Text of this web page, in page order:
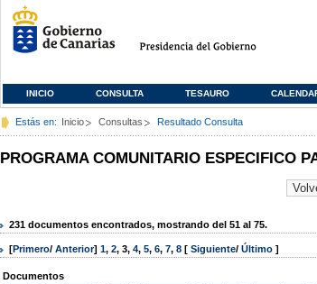
INICIO CONSULTA TESAURO
Estás en: Inicio Consultas Resultado Consulta
PROGRAMA COMUNITARIO ESPECIFICO
231 documentos encontrados, mostrando del 51 al 75.
[Primero/ Anterior] 1, 2, 3, 4, 5, 6, 7, 8 [ Siguiente/ Último ]
Documentos